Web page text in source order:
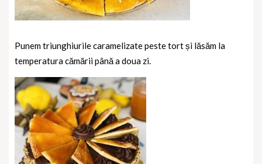
Punem triunghiurile caramelizate peste tort și lăsăm la
temperatura cămării până a doua zi.